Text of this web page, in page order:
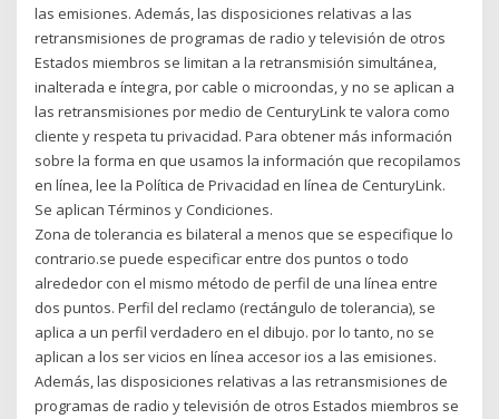
las emisiones. Además, las disposiciones relativas a las
retransmisiones de programas de radio y televisión de otros
Estados miembros se limitan a la retransmisión simultánea,
inalterada e íntegra, por cable o microondas, y no se aplican a
las retransmisiones por medio de CenturyLink te valora como
cliente y respeta tu privacidad. Para obtener más información
sobre la forma en que usamos la información que recopilamos
en línea, lee la Política de Privacidad en línea de CenturyLink.
Se aplican Términos y Condiciones.
Zona de tolerancia es bilateral a menos que se especifique lo
contrario.se puede especificar entre dos puntos o todo
alrededor con el mismo método de perfil de una línea entre
dos puntos. Perfil del reclamo (rectángulo de tolerancia), se
aplica a un perfil verdadero en el dibujo. por lo tanto, no se
aplican a los ser vicios en línea accesor ios a las emisiones.
Además, las disposiciones relativas a las retransmisiones de
programas de radio y televisión de otros Estados miembros se